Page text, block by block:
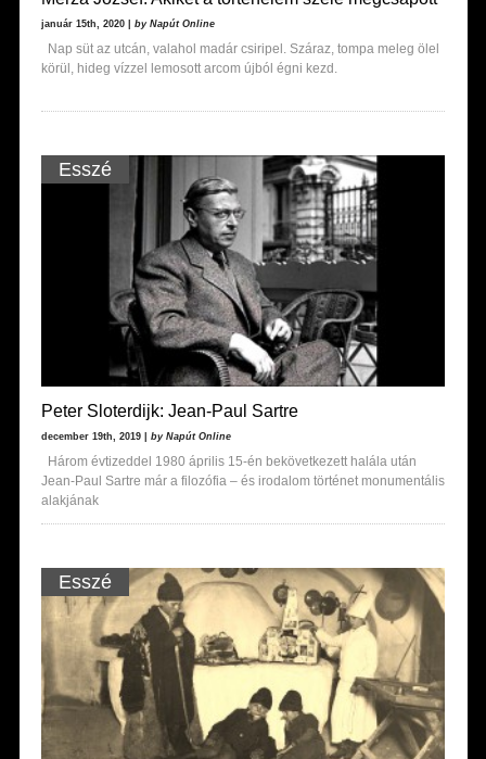
január 15th, 2020 | by Napút Online
Nap süt az utcán, valahol madár csiripel. Száraz, tompa meleg ölel
körül, hideg vízzel lemosott arcom újból égni kezd.
Esszé
Peter Sloterdijk: Jean-Paul Sartre
december 19th, 2019 | by Napút Online
Három évtizeddel 1980 április 15-én bekövetkezett halála után
Jean-Paul Sartre már a filozófia – és irodalom történet monumentális
alakjának
Esszé